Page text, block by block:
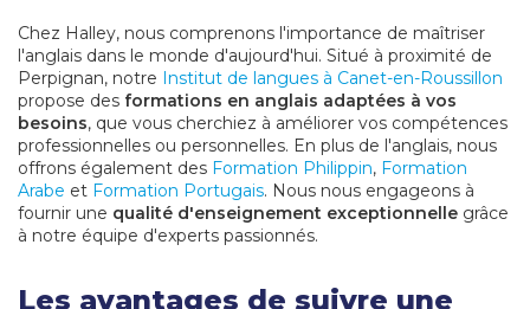
Chez Halley, nous comprenons l'importance de maîtriser
l'anglais dans le monde d'aujourd'hui. Situé à proximité de
Perpignan, notre Institut de langues à Canet-en-Roussillon
propose des formations en anglais adaptées à vos
besoins, que vous cherchiez à améliorer vos compétences
professionnelles ou personnelles. En plus de l'anglais, nous
offrons également des Formation Philippin, Formation
Arabe et Formation Portugais. Nous nous engageons à
fournir une qualité d'enseignement exceptionnelle grâce
à notre équipe d'experts passionnés.
Les avantages de suivre une